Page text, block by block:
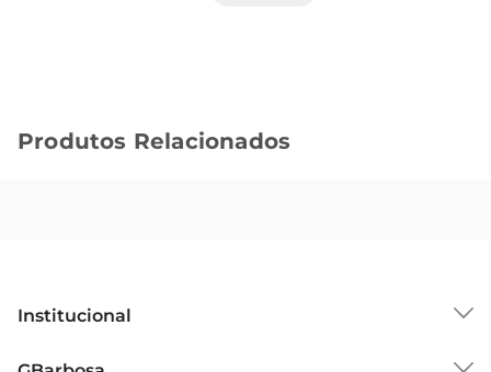
Este chocolate se destaca pela sua textura suave
familiares. É uma verdadeira explosão de sabores
Produtos Relacionados
Institucional